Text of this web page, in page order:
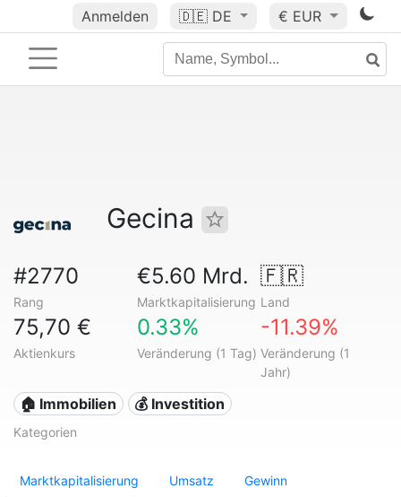
Anmelden 🇩🇪 DE € EUR
Gecina
#2770
Rang
€5.60 Mrd.
Marktkapitalisierung
🇫🇷
Land
75,70 €
Aktienkurs
0.33%
Veränderung (1 Tag)
-11.39%
Veränderung (1
Jahr)
🏠 Immobilien 💰 Investition
Kategorien
Marktkapitalisierung Umsatz Gewinn